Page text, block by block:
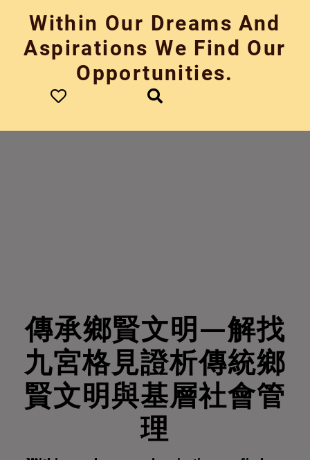
content
Within Our Dreams And
Aspirations We Find Our
Opportunities.
傳承鄉賢文明—解找
九宮格見證析傳統鄉
賢文明與基層社會管
理